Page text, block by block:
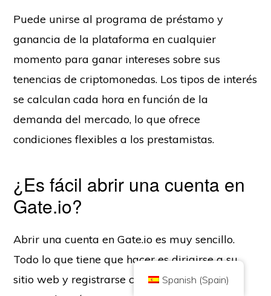
Puede unirse al programa de préstamo y
ganancia de la plataforma en cualquier
momento para ganar intereses sobre sus
tenencias de criptomonedas. Los tipos de interés
se calculan cada hora en función de la
demanda del mercado, lo que ofrece
condiciones flexibles a los prestamistas.
¿Es fácil abrir una cuenta en
Gate.io?
Abrir una cuenta en Gate.io es muy sencillo.
Todo lo que tiene que hacer es dirigirse a su
sitio web y registrarse con su dirección de
Copyright © 2026 Brilliant British Ltd trading as Coin Kickoff
Número de empresa 10490224
Dirección: 2nd Floor 167-169 Great Portland Street, Londres, Reino
Unido, W1W 5PF
La criptomoneda no está regulada por la Autoridad de Conducta Financiera
del Reino Unido y no está sujeta a la protección del Plan de Compensación
de Servicios Financieros del Reino Unido ni al ámbito de jurisdicción del
Servicio del Defensor del Pueblo Financiero del Reino Unido. Invertir en
ser aplicable a los beneficios de las ventas de criptodivisas.
INICIO ACERCA DE POLÍTICA DE PRIVACIDAD CONTACTO
Spanish (Spain)